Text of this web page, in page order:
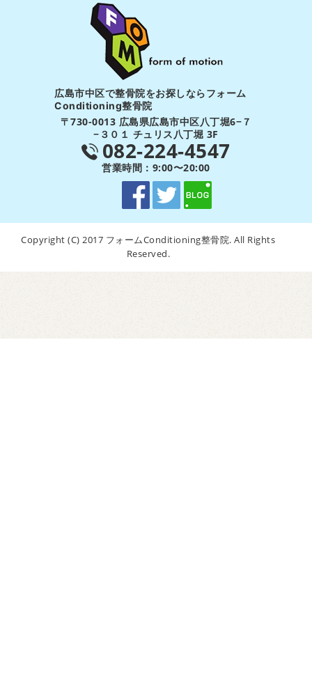
広島市中区で整骨院をお探しならフォーム
Conditioning整骨院
〒730-0013 広島県広島市中区八丁堀6−７
−３０１ チュリス八丁堀 3F
082-224-4547
営業時間：9:00〜20:00
Copyright (C) 2017 フォームConditioning整骨院. All Rights
Reserved.